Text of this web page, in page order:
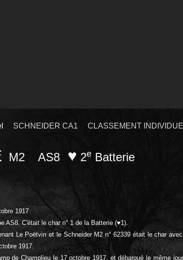
SCHNEIDER CA1 CLASSEMENT
M2 AS8 ♥ 2e Batterie
1917
AS8. C'était le char n° 1 de la Batterie (♥1).
Le Poëtvin et le Schneider M2 n° 62339 était le char
1917.
de Champlieu le 17 octobre 1917, et débarqué le même